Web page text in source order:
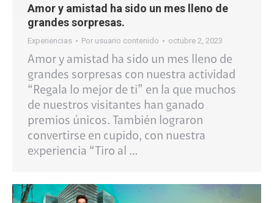
Amor y amistad ha sido un mes lleno de
grandes sorpresas.
Experiencias Por usuario contenido octubre 2, 2023
Amor y amistad ha sido un mes lleno de
grandes sorpresas con nuestra actividad
“Regala lo mejor de ti” en la que muchos
de nuestros visitantes han ganado
premios únicos. También lograron
convertirse en cupido, con nuestra
experiencia “Tiro al …